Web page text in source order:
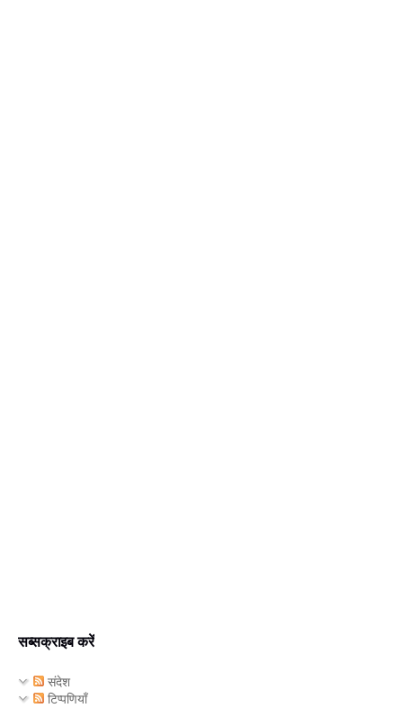
सब्सक्राइब करें
संदेश
टिप्पणियाँ